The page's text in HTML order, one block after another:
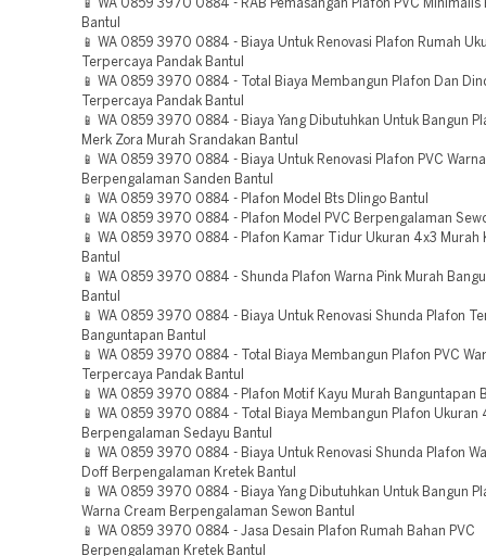
📱 WA 0859 3970 0884 - RAB Pemasangan Plafon PVC Minimalis
Bantul
📱 WA 0859 3970 0884 - Biaya Untuk Renovasi Plafon Rumah
Terpercaya Pandak Bantul
📱 WA 0859 3970 0884 - Total Biaya Membangun Plafon Dan
Terpercaya Pandak Bantul
📱 WA 0859 3970 0884 - Biaya Yang Dibutuhkan Untuk Bangun
Merk Zora Murah Srandakan Bantul
📱 WA 0859 3970 0884 - Biaya Untuk Renovasi Plafon PVC
Berpengalaman Sanden Bantul
📱 WA 0859 3970 0884 - Plafon Model Bts Dlingo Bantul
📱 WA 0859 3970 0884 - Plafon Model PVC Berpengalaman
📱 WA 0859 3970 0884 - Plafon Kamar Tidur Ukuran 4x3 Murah
Bantul
📱 WA 0859 3970 0884 - Shunda Plafon Warna Pink Murah
Bantul
📱 WA 0859 3970 0884 - Biaya Untuk Renovasi Shunda Plafon
Banguntapan Bantul
📱 WA 0859 3970 0884 - Total Biaya Membangun Plafon PVC
Terpercaya Pandak Bantul
📱 WA 0859 3970 0884 - Plafon Motif Kayu Murah Banguntapan
📱 WA 0859 3970 0884 - Total Biaya Membangun Plafon Ukuran
Berpengalaman Sedayu Bantul
📱 WA 0859 3970 0884 - Biaya Untuk Renovasi Shunda Plafon
Doff Berpengalaman Kretek Bantul
📱 WA 0859 3970 0884 - Biaya Yang Dibutuhkan Untuk Bangun
Warna Cream Berpengalaman Sewon Bantul
📱 WA 0859 3970 0884 - Jasa Desain Plafon Rumah Bahan PVC
Berpengalaman Kretek Bantul